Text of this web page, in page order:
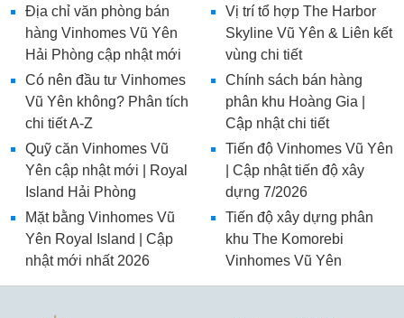
Vị trí tổ hợp The Harbor
Skyline Vũ Yên & Liên kết
vùng chi tiết
Chính sách bán hàng
phân khu Hoàng Gia |
Cập nhật chi tiết
Tiến độ Vinhomes Vũ Yên
| Cập nhật tiến độ xây
dựng 7/2026
Tiến độ xây dựng phân
khu The Komorebi
Vinhomes Vũ Yên
Địa chỉ văn phòng bán
hàng Vinhomes Vũ Yên
Hải Phòng cập nhật mới
Có nên đầu tư Vinhomes
Vũ Yên không? Phân tích
chi tiết A-Z
Quỹ căn Vinhomes Vũ
Yên cập nhật mới | Royal
Island Hải Phòng
Mặt bằng Vinhomes Vũ
Yên Royal Island | Cập
nhật mới nhất 2026